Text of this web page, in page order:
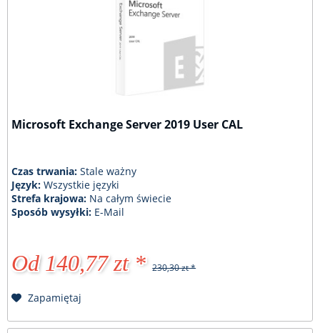
Microsoft Exchange Server 2019 User CAL
Czas trwania:Stale ważny
Język:Wszystkie języki
Strefa krajowa: Na całym świecie
Sposób wysyłki: E-Mail
Od 140,77 zt * 230,30 zt *
Zapamiętaj